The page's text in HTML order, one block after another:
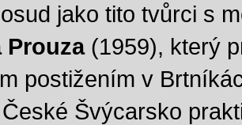
jako tito tvůrci s
Prouza(1959), který
postižením v
Švýcarsko